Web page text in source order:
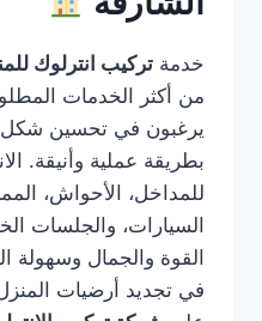
خدمة تركيب انترلوك
من أكثر الخدمات
يرغبون في تحسين شكل
بطريقة عملية وأنيقة.
للمداخل، الأحواش،
السيارات، والجلسات
القوة والجمال وسهولة
في تجديد أرضيات المنزل